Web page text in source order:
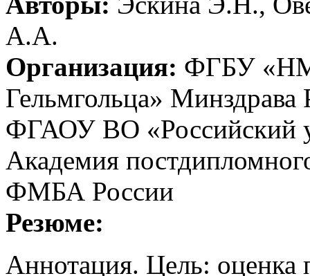
А.А.
Организация: ФГБУ
Гельмгольца»
ФГАОУ ВО «Российский
Академия
ФМБА России
Резюме:
Аннотация. Цель: оценка